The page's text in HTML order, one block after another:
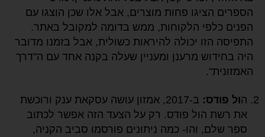
הספרים הציגו פחות מוצרים, אבל אלו שכן הוצגו עם
הפנים כלפי הלקוחות, ממש בדומה למקובל באתר.
התפיסה הזו יכולה להיראות כשולית, אבל בזמנו מדובר
היה בחידוש מרענן ומעניין שעלה בקנה אחד עם ה"דרך
האמזונית".
הול פודס:
ב-2017, אמזון עושה עסקאת ענק ורוכשת
את רשת הול פודס. רק על הצעד הזה אפשר לכתוב
ספר שלם, והו- כמה ניתונים פורסמו סביב הקניה,